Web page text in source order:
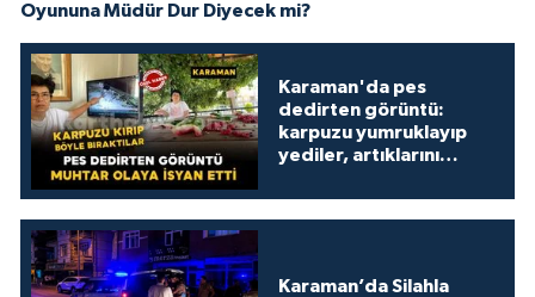
Oyununa Müdür Dur Diyecek mi?
Karaman'da pes
dedirten görüntü:
karpuzu yumruklayıp
yediler, artıklarını
Karaman’da Silahla